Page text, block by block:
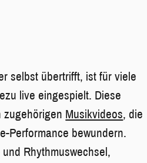
selbst übertrifft, ist für viele
live eingespielt. Diese
zugehörigen Musikvideos, die
Performance bewundern.
Rhythmuswechsel,